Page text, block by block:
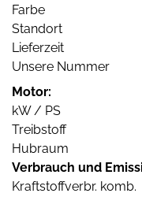
Farbe
Standort
Lieferzeit
Unsere Nummer
Motor:
kW / PS
Treibstoff
Hubraum
Verbrauch und
Kraftstoffverbr. komb.